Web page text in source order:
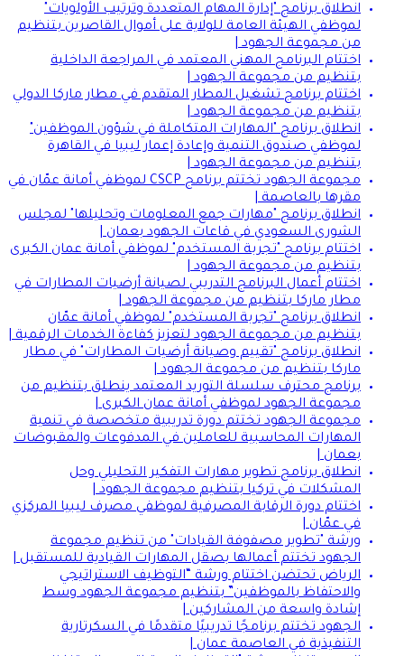
انطلاق برنامج "إدارة المهام المتعددة وترتيب الأولويات"
لموظفي الهيئة العامة للولاية على أموال القاصرين بتنظيم
من مجموعة الجهود |
اختتام البرنامج المهني المعتمد في المراجعة الداخلية
بتنظيم من مجموعة الجهود |
اختتام برنامج تشغيل المطار المتقدم في مطار ماركا الدولي
بتنظيم من مجموعة الجهود |
انطلاق برنامج "المهارات المتكاملة في شؤون الموظفين"
لموظفي صندوق التنمية وإعادة إعمار ليبيا في القاهرة
بتنظيم من مجموعة الجهود |
مجموعة الجهود تختتم برنامج CSCP لموظفي أمانة عمّان في
مقرها بالعاصمة |
انطلاق برنامج "مهارات جمع المعلومات وتحليلها" لمجلس
الشورى السعودي في قاعات الجهود بعمان |
اختتام برنامج "تجربة المستخدم" لموظفي أمانة عمان الكبرى
بتنظيم من مجموعة الجهود |
اختتام أعمال البرنامج التدريبي لصيانة أرضيات المطارات في
مطار ماركا بتنظيم من مجموعة الجهود |
انطلاق برنامج "تجربة المستخدم" لموظفي أمانة عمّان
بتنظيم من مجموعة الجهود لتعزيز كفاءة الخدمات الرقمية |
انطلاق برنامج "تقييم وصيانة أرضيات المطارات" في مطار
ماركا بتنظيم من مجموعة الجهود |
برنامج محترف سلسلة التوريد المعتمد ينطلق بتنظيم من
مجموعة الجهود لموظفي أمانة عمان الكبرى |
مجموعة الجهود تختتم دورة تدريبية متخصصة في تنمية
المهارات المحاسبية للعاملين في المدفوعات والمقبوضات
بعمان |
انطلاق برنامج تطوير مهارات التفكير التحليلي وحل
المشكلات في تركيا بتنظيم مجموعة الجهود |
اختتام دورة الرقابة المصرفية لموظفي مصرف ليبيا المركزي
في عمّان |
ورشة "تطوير مصفوفة القيادات" من تنظيم مجموعة
الجهود تختتم أعمالها بصقل المهارات القيادية للمستقبل |
الرياض تحتضن اختتام ورشة “التوظيف الاستراتيجي
والاحتفاظ بالموظفين” بتنظيم مجموعة الجهود وسط
إشادة واسعة من المشاركين |
الجهود تختتم برنامجًا تدريبيًا متقدمًا في السكرتارية
التنفيذية في العاصمة عمان |